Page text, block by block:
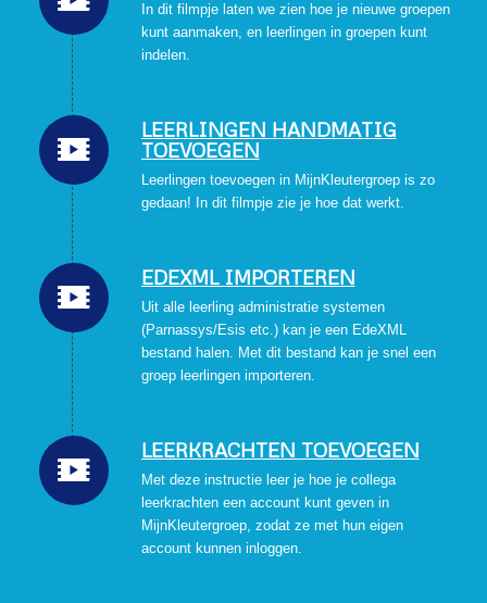
In dit filmpje laten we zien hoe je nieuwe groepen
kunt aanmaken, en leerlingen in groepen kunt
indelen.
LEERLINGEN HANDMATIG
TOEVOEGEN
Leerlingen toevoegen in MijnKleutergroep is zo
gedaan! In dit filmpje zie je hoe dat werkt.
EDEXML IMPORTEREN
Uit alle leerling administratie systemen
(Parnassys/Esis etc.) kan je een EdeXML
bestand halen. Met dit bestand kan je snel een
groep leerlingen importeren.
LEERKRACHTEN TOEVOEGEN
Met deze instructie leer je hoe je collega
leerkrachten een account kunt geven in
MijnKleutergroep, zodat ze met hun eigen
account kunnen inloggen.